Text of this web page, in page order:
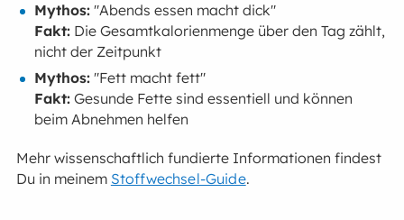
Mythos:"Abends essen macht dick"
Fakt:Die Gesamtkalorienmenge über den Tag zählt,
nicht der Zeitpunkt
Mythos:"Fett macht fett"
Fakt:Gesunde Fette sind essentiell und können
beim Abnehmen helfen
Mehr wissenschaftlich fundierte Informationen findest
Du in meinem Stoffwechsel-Guide.